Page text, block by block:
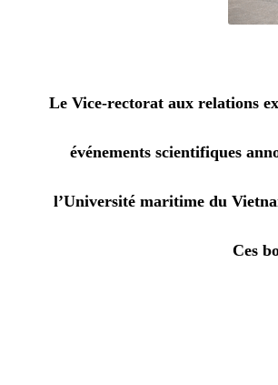
Le Vice-rectorat aux relations
événements scientifiques
l’Université maritime du
Ces